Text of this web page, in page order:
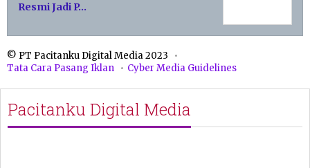
Resmi Jadi P…
© PT Pacitanku Digital Media 2023
Tata Cara Pasang Iklan
Cyber Media Guidelines
Pacitanku Digital Media